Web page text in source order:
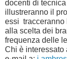
docenti di
illustreranno il
essi tracceranno
alla scelta dei
frequenza delle
Chi è interessato